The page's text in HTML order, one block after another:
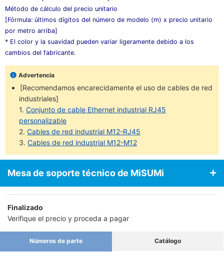
Método de cálculo del precio unitario
[Fórmula: últimos dígitos del número de modelo (m) x precio unitario
por metro arriba]
* El color y la suavidad pueden variar ligeramente debido a los
cambios del fabricante.
Advertencia
[Recomendamos encarecidamente el uso de cables de red
industriales]
1. Conjunto de cable Ethernet industrial RJ45
personalizable
2. Cables de red industrial M12-RJ45
3. Cables de red industrial M12-M12
Mesa de soporte técnico de MiSUMi
Finalizado
Verifique el precio y proceda a pagar
Números de parte Catálogo